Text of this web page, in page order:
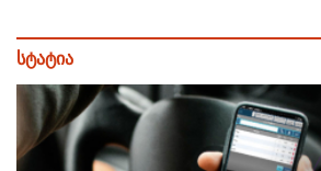
სტატია